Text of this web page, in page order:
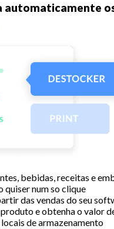
automaticamente
bebidas, receitas e
quiser num so clique
das vendas do seu
e obtenha o valor
de armazenamento